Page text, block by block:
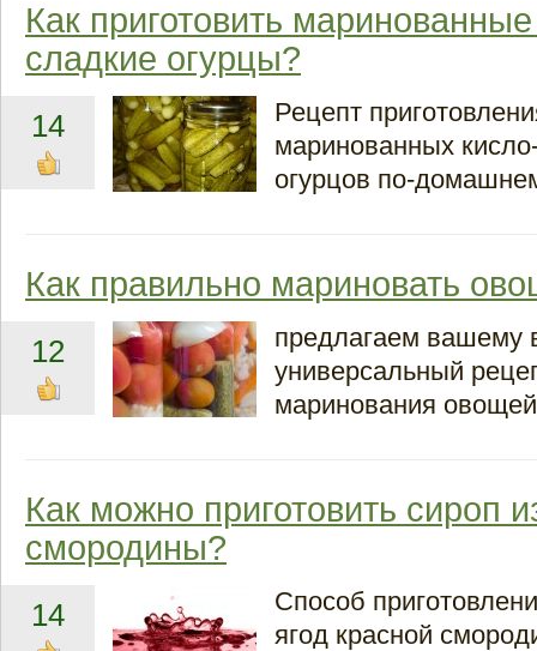
Как приготовить
сладкие огурцы?
14
Рецепт
маринованных
огурцов по-
Как правильно мариновать
12
предлагаем вашему
универсальный
маринования овощей
Как можно приготовить сироп
смородины?
14
Способ
ягод красной